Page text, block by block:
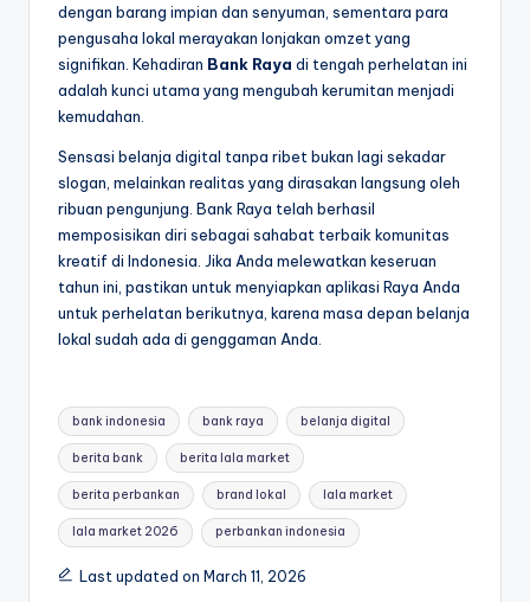
dengan barang impian dan senyuman, sementara para
pengusaha lokal merayakan lonjakan omzet yang
signifikan. Kehadiran Bank Raya di tengah perhelatan ini
adalah kunci utama yang mengubah kerumitan menjadi
kemudahan.
Sensasi belanja digital tanpa ribet bukan lagi sekadar
slogan, melainkan realitas yang dirasakan langsung oleh
ribuan pengunjung. Bank Raya telah berhasil
memposisikan diri sebagai sahabat terbaik komunitas
kreatif di Indonesia. Jika Anda melewatkan keseruan
tahun ini, pastikan untuk menyiapkan aplikasi Raya Anda
untuk perhelatan berikutnya, karena masa depan belanja
lokal sudah ada di genggaman Anda.
Tags:
bank indonesia bank raya belanja digital
berita bank berita lala market
berita perbankan brand lokal lala market
lala market 2026 perbankan indonesia
Last updated on March 11, 2026